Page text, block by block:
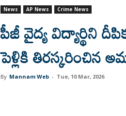
News AP News Crime News
పీజీ వైద్య విద్యార్థిని
పెళ్లికి తిరస్కరించిన
By Mannam Web - Tue, 10 Mar, 2026